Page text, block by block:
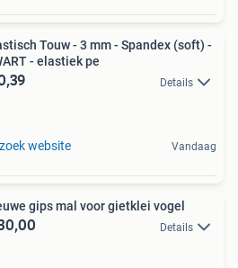
Touw - 3 mm - Spandex (soft) -
- elastiek pe
Details
website Vandaag
gips mal voor gietklei vogel
Details